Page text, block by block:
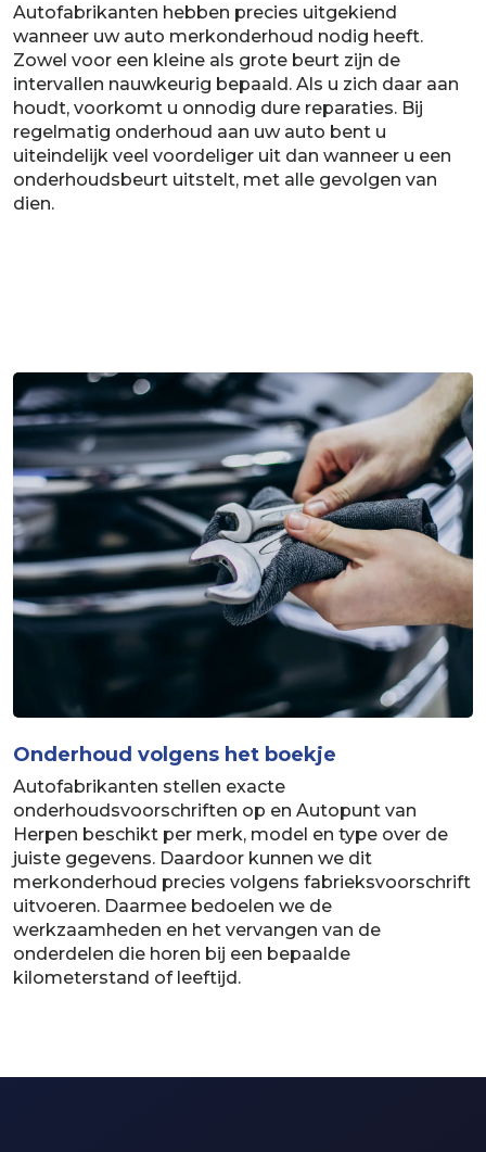
Autofabrikanten hebben precies uitgekiend
wanneer uw auto merkonderhoud nodig heeft.
Zowel voor een kleine als grote beurt zijn de
intervallen nauwkeurig bepaald. Als u zich daar aan
houdt, voorkomt u onnodig dure reparaties. Bij
regelmatig onderhoud aan uw auto bent u
uiteindelijk veel voordeliger uit dan wanneer u een
onderhoudsbeurt uitstelt, met alle gevolgen van
dien.
Onderhoud volgens het boekje
Autofabrikanten stellen exacte
onderhoudsvoorschriften op en Autopunt van
Herpen beschikt per merk, model en type over de
juiste gegevens. Daardoor kunnen we dit
merkonderhoud precies volgens fabrieksvoorschrift
uitvoeren. Daarmee bedoelen we de
werkzaamheden en het vervangen van de
onderdelen die horen bij een bepaalde
kilometerstand of leeftijd.